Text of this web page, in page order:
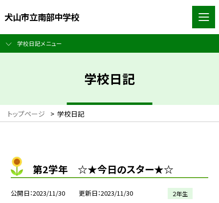
犬山市立南部中学校
学校日記メニュー
学校日記
トップページ > 学校日記
第2学年 ☆★今日のスター★☆
公開日 2023/11/30 更新日 2023/11/30 ２年生